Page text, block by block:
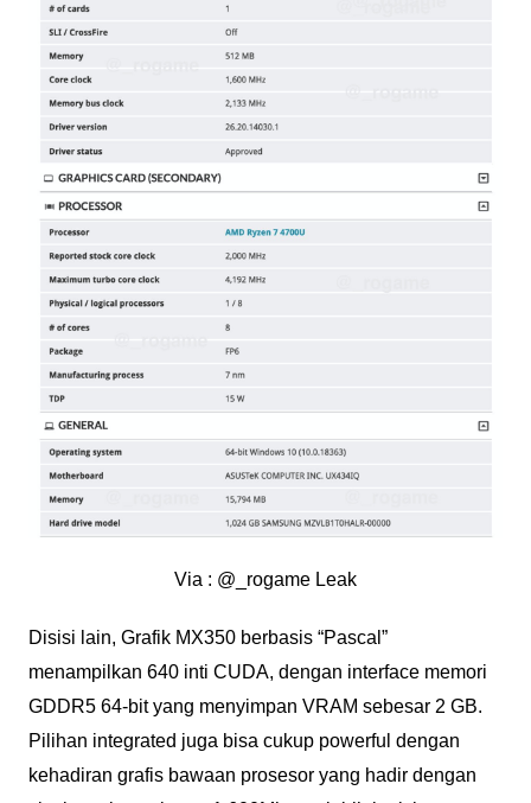
Via : @_rogame Leak
Disisi lain, Grafik MX350 berbasis “Pascal”
menampilkan 640 inti CUDA, dengan interface memori
GDDR5 64-bit yang menyimpan VRAM sebesar 2 GB.
Pilihan integrated juga bisa cukup powerful dengan
kehadiran grafis bawaan prosesor yang hadir dengan